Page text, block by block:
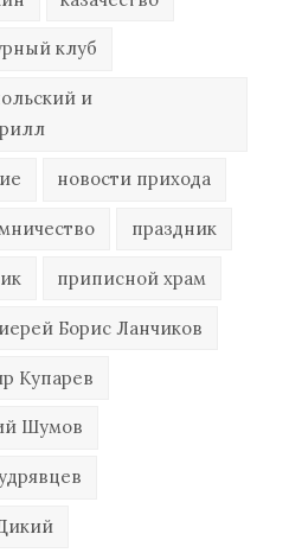
клуб
и
новости прихода
праздник
приписной храм
Борис Ланчиков
Купарев
Шумов